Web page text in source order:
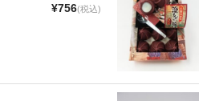
¥756(税込)